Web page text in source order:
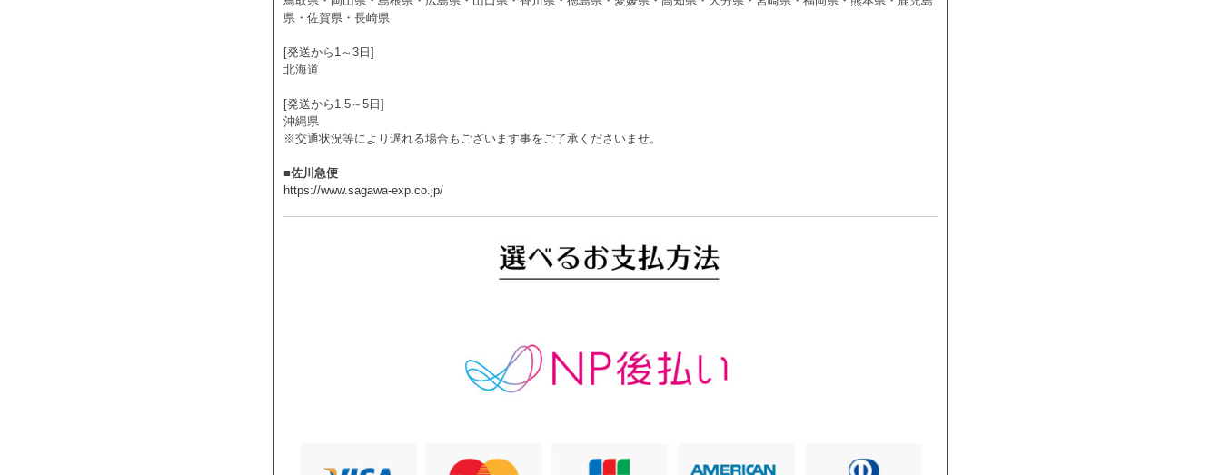
県・佐賀県・長崎県
[発送から1～3日]
北海道
[発送から1.5～5日]
沖縄県
※交通状況等により遅れる場合もございます事をご了承くださいませ。
■佐川急便
https://www.sagawa-exp.co.jp/